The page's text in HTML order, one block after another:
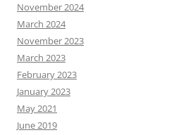
November 2024
March 2024
November 2023
March 2023
February 2023
January 2023
May 2021
June 2019